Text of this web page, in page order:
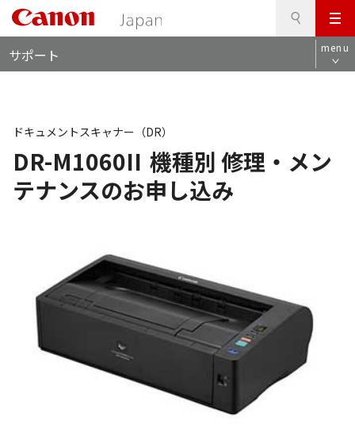
メ
ニ
ュ
サポート menu
DR-M1060II 機種別 修理・メン
テナンスのお申し込み
ドキュメントスキャナー（DR）